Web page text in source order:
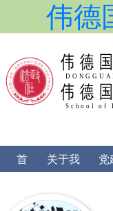
伟德
伟德
伟德
首
关于我
党